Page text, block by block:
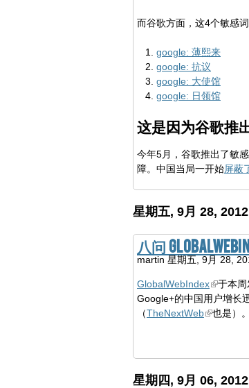
而谷歌方面，这4个敏感
google: 薄熙来
google: 抗议
google: 大使馆
google: 日领馆
这是因为谷歌推
今年5月，谷歌推出了敏
障。中国当局一开始屏蔽
星期五, 9月 28, 2012
八问
martin 星期五, 9月 28,
GlobalWebIndex
于本
Google+的中国用户增长
（TheNextWeb 也是）。
星期四, 9月 06, 2012